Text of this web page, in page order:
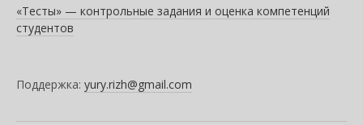
«Тесты» — контрольные задания и оценка компетенций
студентов
Поддержка: yury.rizh@gmail.com